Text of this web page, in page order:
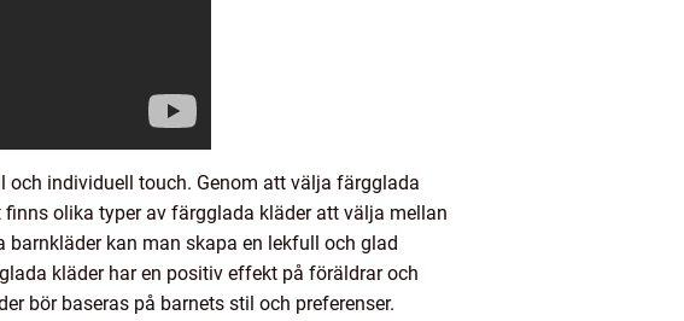
individuell touch. Genom att välja färgglada
olika typer av färgglada kläder att välja mellan
kan man skapa en lekfull och glad
kläder har en positiv effekt på föräldrar och
bör baseras på barnets stil och preferenser.